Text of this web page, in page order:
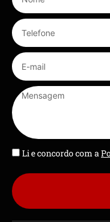
Li e concordo com a